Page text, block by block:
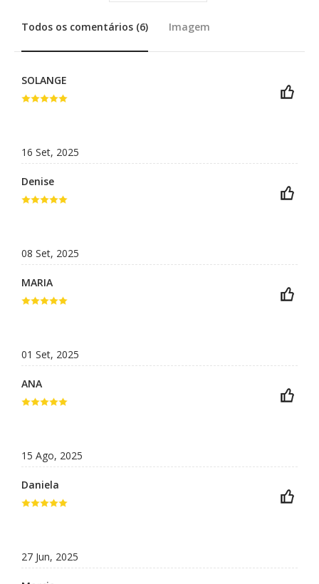
Todos os comentários (6) Imagem
SOLANGE
16 Set, 2025
Denise
08 Set, 2025
MARIA
01 Set, 2025
ANA
15 Ago, 2025
Daniela
27 Jun, 2025